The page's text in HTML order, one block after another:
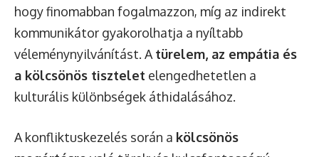
hogy finomabban fogalmazzon, míg az indirekt
kommunikátor gyakorolhatja a nyíltabb
véleménynyilvánítást. A türelem, az empátia és
a kölcsönös tisztelet elengedhetetlen a
kulturális különbségek áthidalásához.
A konfliktuskezelés során a kölcsönös